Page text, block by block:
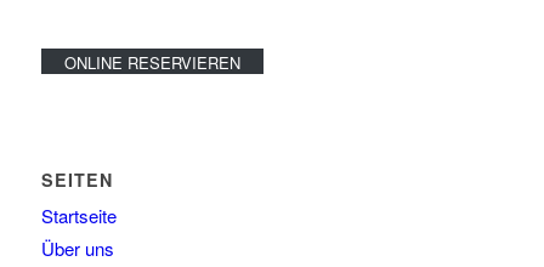
ONLINE RESERVIEREN
SEITEN
Startseite
Über uns